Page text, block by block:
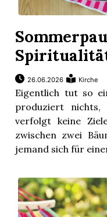
26.06.2026 Kirche
Eigentlich tut so
produziert nichts,
verfolgt keine
zwischen zwei
jemand sich für